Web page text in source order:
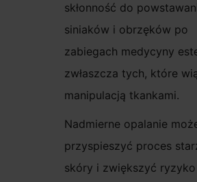
skłonność do
siniaków i obrzęków po
zabiegach medycyny
zwłaszcza tych, które
manipulacją tkankami.
Nadmierne opalanie
przyspieszyć proces
skóry i zwiększyć ryzyko